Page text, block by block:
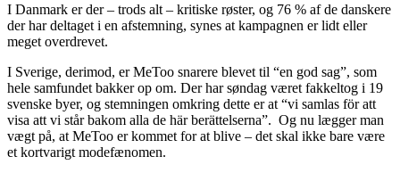
I Danmark er der – trods alt – kritiske røster, og 76 % af de danskere
der har deltaget i en afstemning, synes at kampagnen er lidt eller
meget overdrevet.
I Sverige, derimod, er MeToo snarere blevet til “en god sag”, som
hele samfundet bakker op om. Der har søndag været fakkeltog i 19
svenske byer, og stemningen omkring dette er at “vi samlas för att
visa att vi står bakom alla de här berättelserna”. Og nu lægger man
vægt på, at MeToo er kommet for at blive – det skal ikke bare være
et kortvarigt modefænomen.